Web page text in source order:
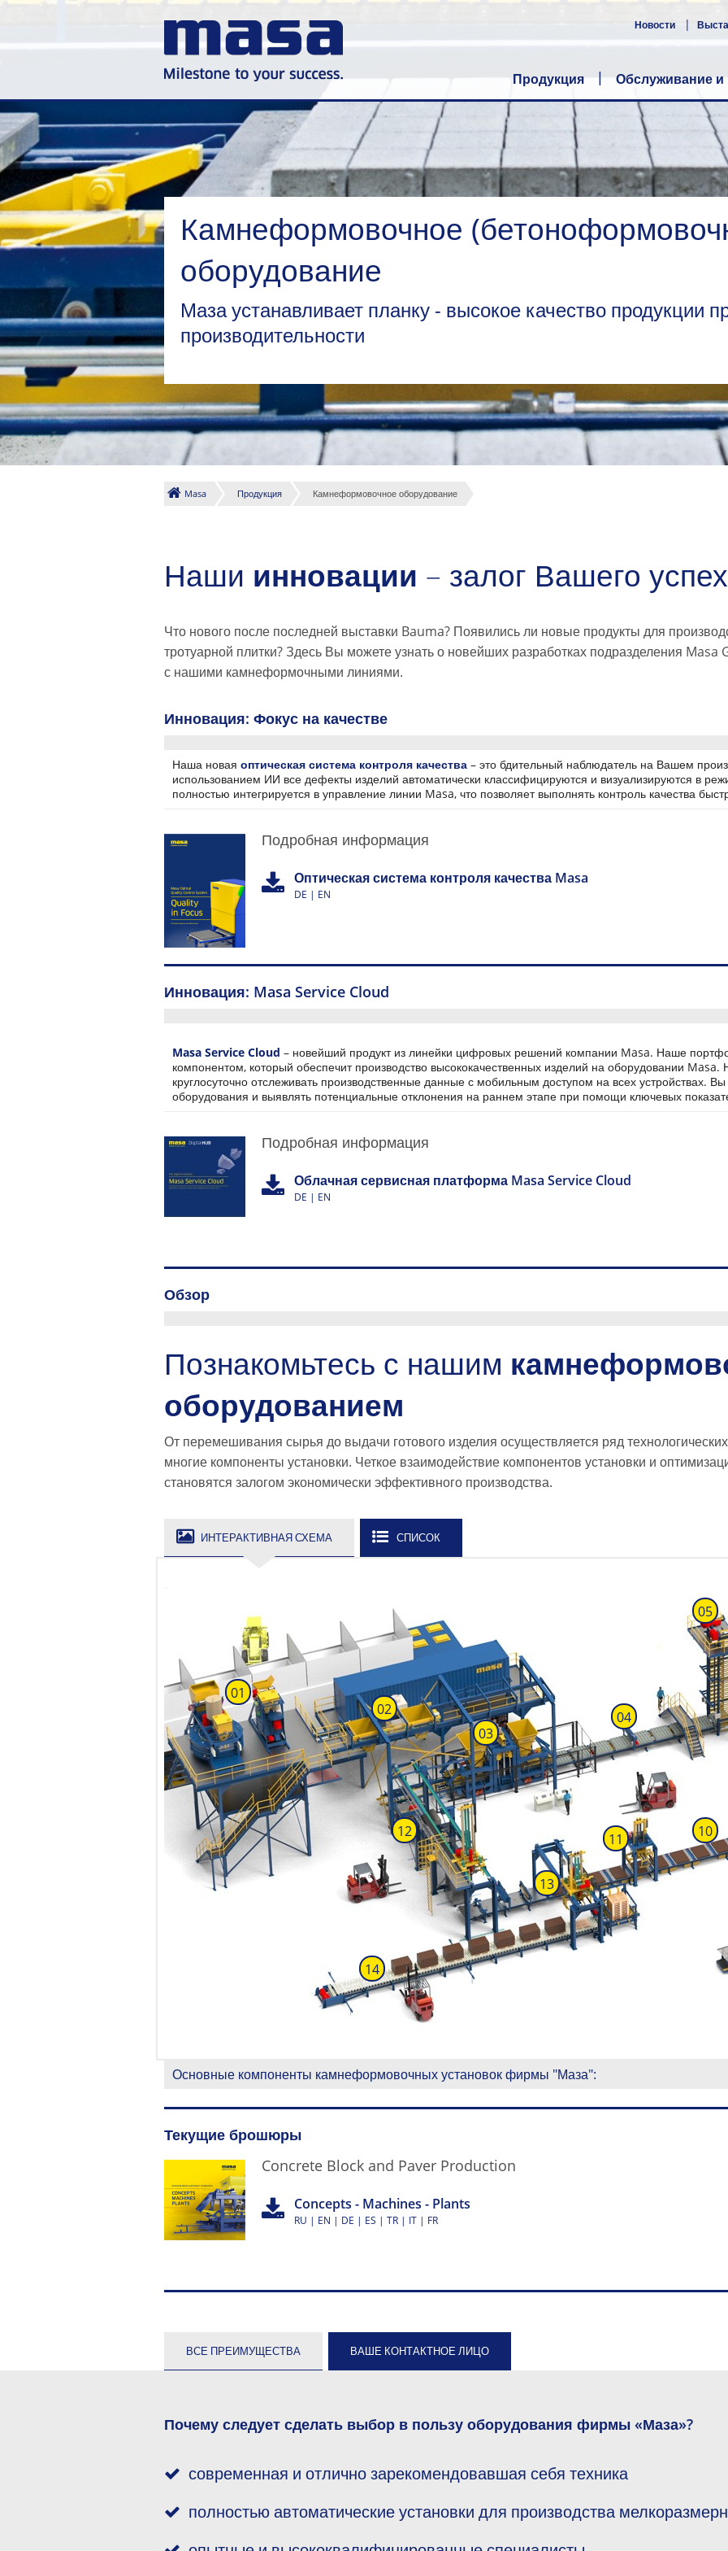
Новости
Продукция Обслуживание и
Камнеформовочное
оборудование
Маза устанавливает планку - высокое качество продукции
производительности
Masa Продукция Камнеформовочное оборудование
Наши инновации – залог Вашего
Что нового после последней выставки Bauma? Появились ли новые продукты для
тротуарной плитки? Здесь Вы можете узнать о новейших разработках подразделения Masa
с нашими камнеформочными линиями.
Инновация: Фокус на качестве
Наша новая оптическая система контроля качества – это бдительный наблюдатель на Вашем
использованием ИИ все дефекты изделий автоматически классифицируются и визуализируются в
полностью интегрируется в управление линии Masa, что позволяет выполнять контроль качества
Подробная информация
Оптическая система контроля качества Masa
DE | EN
Инновация: Masa Service Cloud
Masa Service Cloud – новейший продукт из линейки цифровых решений компании Masa. Наше
компонентом, который обеспечит производство высококачественных изделий на оборудовании
круглосуточно отслеживать производственные данные с мобильным доступом на всех устройствах.
оборудования и выявлять потенциальные отклонения на раннем этапе при помощи ключевых
Подробная информация
Облачная сервисная платформа Masa Service Cloud
DE | EN
Обзор
Познакомьтесь с нашим
оборудованием
От перемешивания сырья до выдачи готового изделия осуществляется ряд
многие компоненты установки. Четкое взаимодействие компонентов установки и
становятся залогом экономически эффективного производства.
ИНТЕРАКТИВНАЯ СХЕМА СПИСОК
01
02
03
04
05
10
11
12
13
14
16
18
Основные компоненты камнеформовочных установок фирмы "Маза":
Текущие брошюры
Concrete Block and Paver Production
Concepts - Machines - Plants
RU | EN | DE | ES | TR | IT | FR
ВСЕ ПРЕИМУЩЕСТВА ВАШЕ КОНТАКТНОЕ ЛИЦО
Почему следует сделать выбор в пользу оборудования фирмы «Маза»?
современная и отлично зарекомендовавшая себя техника
полностью автоматические установки для производства